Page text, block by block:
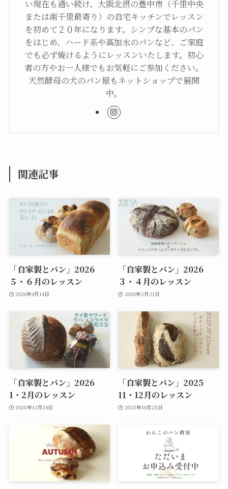
い現在も通い続け、大阪北摂の豊中市（千里中央
または南千里最寄り）の自宅キッチンでレッスン
を初めて２０年になります。シンプな基本のパン
をはじめ、ハード系や高加水のパンなど、ご家庭
でも必ず焼けるようにレッスンいたします。初心
者の方やお一人様でもお気軽にご参加ください。
天然酵母の犬のパン屋もネットショップで展開
中。
関連記事
「自家製とパン」2026
５・６月のレッスン
2026年4月14日
「自家製とパン」2026
３・４月のレッスン
2026年2月21日
「自家製とパン」2026
1・2月のレッスン
2025年12月14日
「自家製とパン」2025
11・12月のレッスン
2025年10月25日